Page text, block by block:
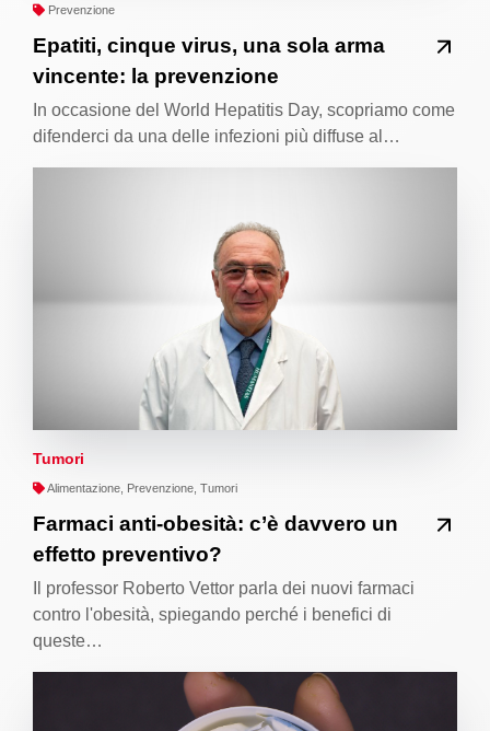
Prevenzione
Epatiti, cinque virus, una sola arma
vincente: la prevenzione
In occasione del World Hepatitis Day, scopriamo come
difenderci da una delle infezioni più diffuse al…
Tumori
Alimentazione, Prevenzione, Tumori
Farmaci anti-obesità: c’è davvero un
effetto preventivo?
Il professor Roberto Vettor parla dei nuovi farmaci
contro l'obesità, spiegando perché i benefici di
queste…